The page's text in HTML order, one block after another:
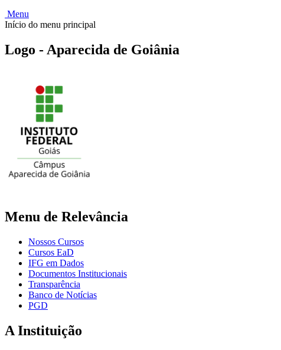
Menu
Início do menu principal
Logo - Aparecida de Goiânia
Menu de Relevância
Nossos Cursos
Cursos EaD
IFG em Dados
Documentos Institucionais
Transparência
Banco de Notícias
PGD
A Instituição